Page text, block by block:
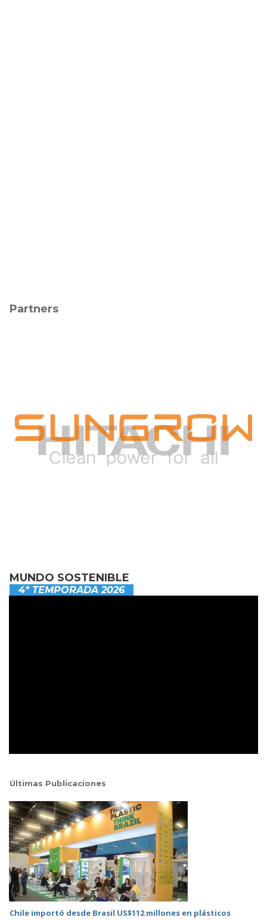
Partners
MUNDO SOSTENIBLE
4ª TEMPORADA 2026
Últimas Publicaciones
Chile importó desde Brasil US$112 millones en plásticos